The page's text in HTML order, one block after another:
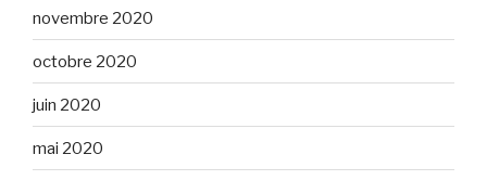
novembre 2020
octobre 2020
juin 2020
mai 2020